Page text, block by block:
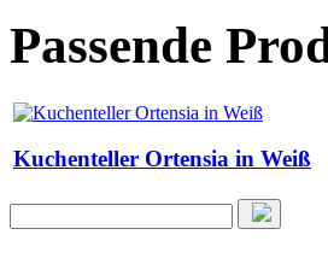
Passende
Kuchenteller Ortensia in Weiß